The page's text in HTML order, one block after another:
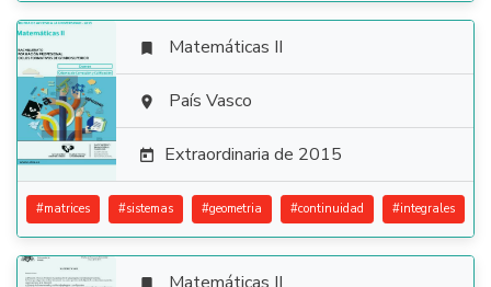

 Matemáticas II
 País Vasco
 Extraordinaria de 2015
#matrices #sistemas #geometria #continuidad #integrales